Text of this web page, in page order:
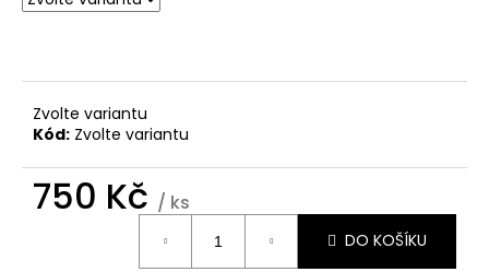
Zvolte variantu
Kód: Zvolte variantu
750 Kč / ks
DO KOŠÍKU
p
o
r
u